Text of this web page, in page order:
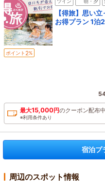
【得旅】思い
お得プラン 1泊
ポイント 2%
最大15,000円のクーポン配布中
※利用条件あり
宿泊プ
周辺のスポット情報